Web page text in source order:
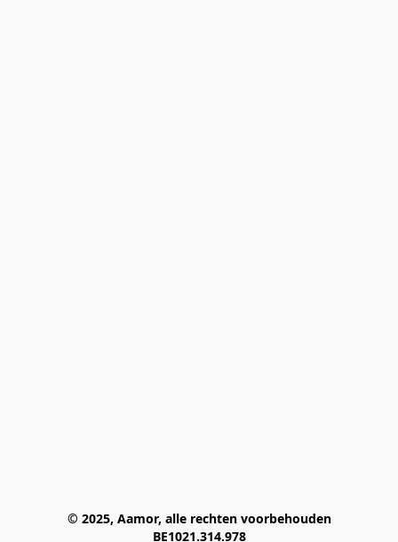
© 2025, Aamor, alle rechten voorbehouden
BE1021.314.978